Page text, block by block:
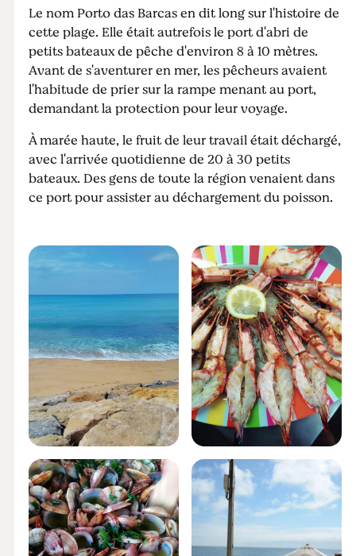
Le nom Porto das Barcas en dit long sur l'histoire de
cette plage. Elle était autrefois le port d'abri de
petits bateaux de pêche d'environ 8 à 10 mètres.
Avant de s'aventurer en mer, les pêcheurs avaient
l'habitude de prier sur la rampe menant au port,
demandant la protection pour leur voyage.
À marée haute, le fruit de leur travail était déchargé,
avec l'arrivée quotidienne de 20 à 30 petits
bateaux. Des gens de toute la région venaient dans
ce port pour assister au déchargement du poisson.